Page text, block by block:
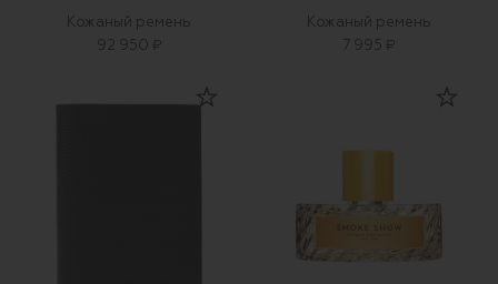
Кожаный ремень
92 950 ₽
Кожаный ремень
7 995 ₽